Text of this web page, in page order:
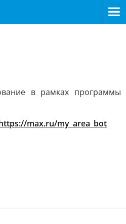
в рамках программы
max.ru/my_area_bot